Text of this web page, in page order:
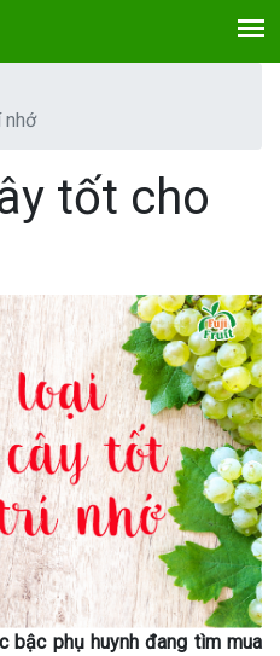
nhớ
tốt cho
bậc phụ huynh đang tìm mua